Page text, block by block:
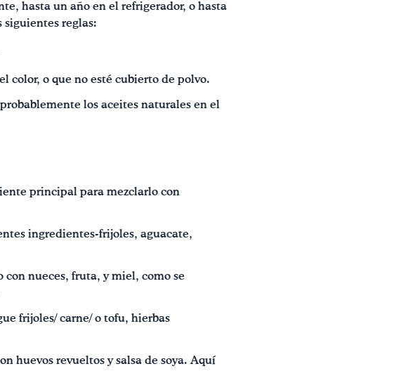
hasta un año en el refrigerador, o hasta
siguientes reglas:
color, o que no esté cubierto de polvo.
los aceites naturales en el
principal para mezclarlo con
ingredientes-frijoles, aguacate,
con nueces, fruta, y miel, como se
frijoles/ carne/ o tofu, hierbas
huevos revueltos y salsa de soya. Aquí